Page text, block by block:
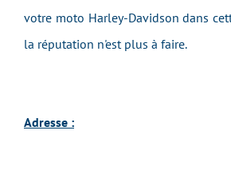
votre moto Harley-Davidson dans
la réputation n'est plus à faire.
Adresse :